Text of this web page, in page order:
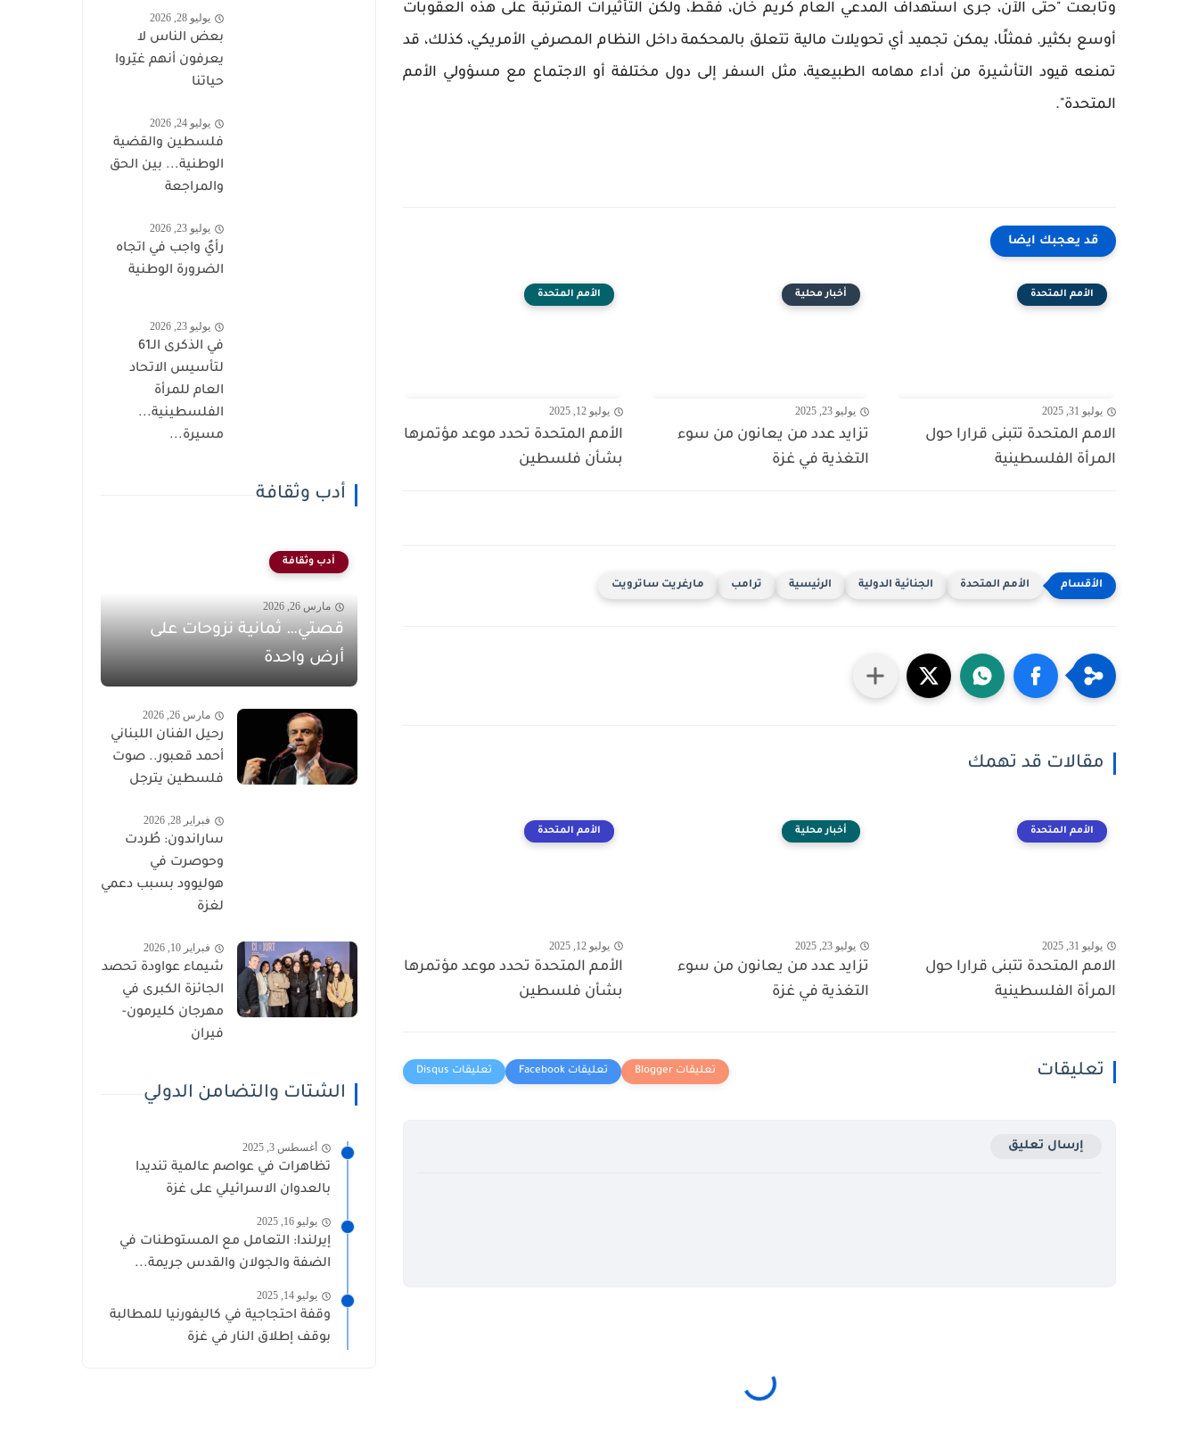
وتابعت "حتى الآن، جرى استهداف المدعي العام كريم خان، فقط، ولكن التأثيرات المترتبة على هذه العقوبات
أوسع بكثير. فمثلًا، يمكن تجميد أي تحويلات مالية تتعلق بالمحكمة داخل النظام المصرفي الأمريكي، كذلك، قد
تمنعه قيود التأشيرة من أداء مهامه الطبيعية، مثل السفر إلى دول مختلفة أو الاجتماع مع مسؤولي الأمم
المتحدة".
قد يعجبك ايضا
الأمم المتحدة
يوليو 31, 2025
الامم المتحدة تتبنى قرارا حول
المرأة الفلسطينية
أخبار محلية
يوليو 23, 2025
تزايد عدد من يعانون من سوء
التغذية في غزة
الأمم المتحدة
يوليو 12, 2025
الأمم المتحدة تحدد موعد مؤتمرها
بشأن فلسطين
الأمم المتحدة الجنائية الدولية الرئيسية ترامب مارغريت ساترويت
مقالات قد تهمك
الأمم المتحدة
يوليو 31, 2025
الامم المتحدة تتبنى قرارا حول
المرأة الفلسطينية
أخبار محلية
يوليو 23, 2025
تزايد عدد من يعانون من سوء
التغذية في غزة
الأمم المتحدة
يوليو 12, 2025
الأمم المتحدة تحدد موعد مؤتمرها
بشأن فلسطين
تعليقات
إرسال تعليق
يوليو 28, 2026
بعض الناس لا
يعرفون أنهم غيّروا
حياتنا
يوليو 24, 2026
فلسطين والقضية
الوطنية... بين الحق
والمراجعة
يوليو 23, 2026
رأيٌ واجب في اتجاه
الضرورة الوطنية
يوليو 23, 2026
في الذكرى الـ61
لتأسيس الاتحاد
العام للمرأة
الفلسطينية...
مسيرة...
أدب وثقافة
أدب وثقافة
مارس 26, 2026
قصتي… ثمانية نزوحات على
أرض واحدة
مارس 26, 2026
رحيل الفنان اللبناني
أحمد قعبور.. صوت
فلسطين يترجل
فبراير 28, 2026
ساراندون: طُردت
وحوصرت في
هوليوود بسبب دعمي
لغزة
فبراير 10, 2026
شيماء عواودة تحصد
الجائزة الكبرى في
مهرجان كليرمون-
فيران
الشتات والتضامن الدولي
أغسطس 3, 2025
تظاهرات في عواصم عالمية تنديدا
بالعدوان الاسرائيلي على غزة
يوليو 16, 2025
إيرلندا: التعامل مع المستوطنات في
الضفة والجولان والقدس جريمة...
يوليو 14, 2025
وقفة احتجاجية في كاليفورنيا للمطالبة
بوقف إطلاق النار في غزة